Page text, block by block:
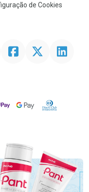
de Cookies
FacebookTwitter Linkedin
Google PayDiners Club